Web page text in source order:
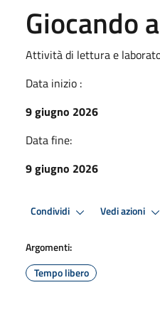
Giocando
Attività di lettura e
Data inizio :
9 giugno 2026
Data fine:
9 giugno 2026
Condividi Vedi azioni
Argomenti:
Tempo libero